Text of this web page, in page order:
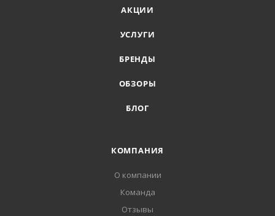
АКЦИИ
УСЛУГИ
БРЕНДЫ
ОБЗОРЫ
БЛОГ
КОМПАНИЯ
О компании
Команда
Отзывы